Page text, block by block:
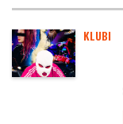
KLUBI